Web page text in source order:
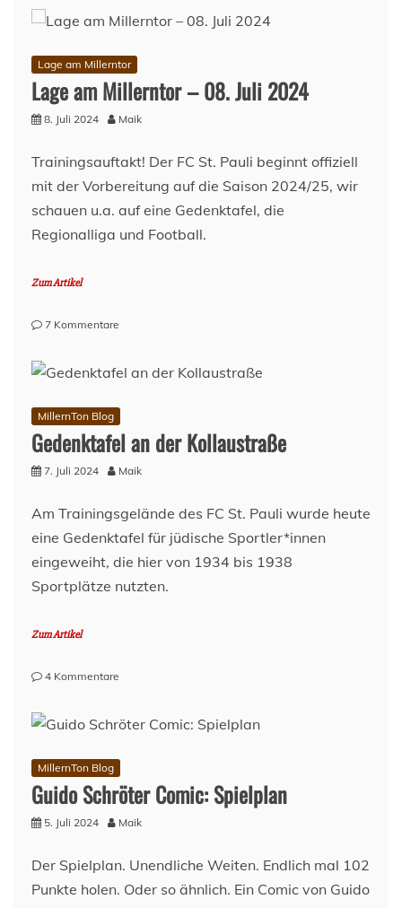
Sven
Der
Jeugt?
–
Ein
Lage am Millerntor
Lage am Millerntor – 08. Juli 2024
8. Juli 2024 Maik
Trainingsauftakt! Der FC St. Pauli beginnt offiziell
mit der Vorbereitung auf die Saison 2024/25, wir
schauen u.a. auf eine Gedenktafel, die
Regionalliga und Football.
Zum Artikel
7 Kommentare
Millerntor
08.
Juli
2024
MillernTon Blog
Gedenktafel an der Kollaustraße
7. Juli 2024 Maik
Am Trainingsgelände des FC St. Pauli wurde heute
eine Gedenktafel für jüdische Sportler*innen
eingeweiht, die hier von 1934 bis 1938
Sportplätze nutzten.
Zum Artikel
4 Kommentare
der
MillernTon Blog
Guido Schröter Comic: Spielplan
5. Juli 2024 Maik
Der Spielplan. Unendliche Weiten. Endlich mal 102
Punkte holen. Oder so ähnlich. Ein Comic von Guido